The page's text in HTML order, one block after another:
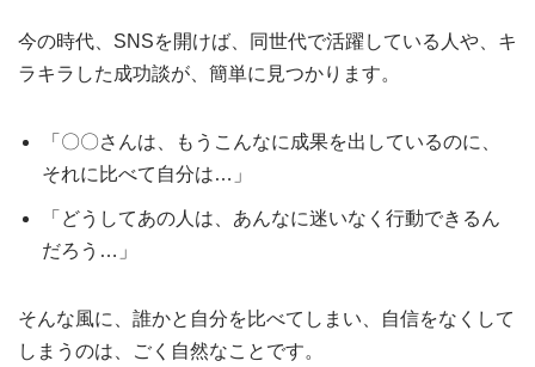
今の時代、SNSを開けば、同世代で活躍している人や、キ
ラキラした成功談が、簡単に見つかります。
「〇〇さんは、もうこんなに成果を出しているのに、
それに比べて自分は…」
「どうしてあの人は、あんなに迷いなく行動できるん
だろう…」
そんな風に、誰かと自分を比べてしまい、自信をなくして
しまうのは、ごく自然なことです。